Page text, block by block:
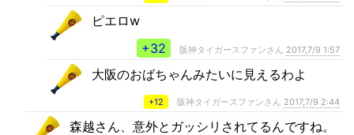
ピエロw
+32
阪神タイガースファンさん 2017,7/9 1:57
大阪のおばちゃんみたいに見えるわよ
+12 阪神タイガースファンさん 2017,7/9 2:44
森越さん、意外とガッシリされてるんですね。